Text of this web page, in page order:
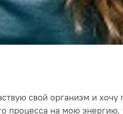
свой организм и хочу
процесса на мою энергию,